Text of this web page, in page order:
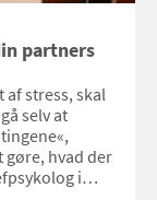
partners
stress, skal
selv at
gøre, hvad der
i